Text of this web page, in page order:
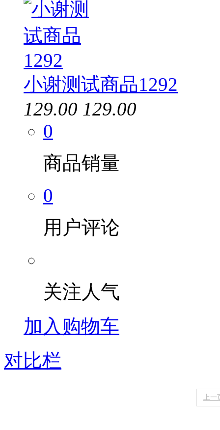
小谢测试商品1292
129.00 129.00
0
商品销量
0
用户评论
关注人气
加入购物车
对比栏
上一